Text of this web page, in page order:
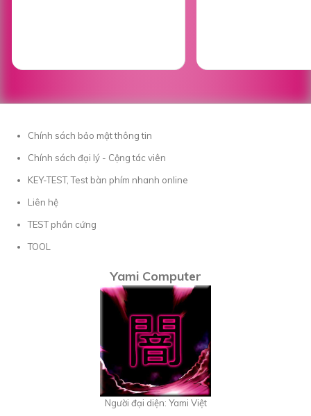
Chính sách bảo mật thông tin
Chính sách đại lý - Cộng tác viên
KEY-TEST, Test bàn phím nhanh online
Liên hệ
TEST phần cứng
TOOL
Yami Computer
Người đại diện: Yami Việt